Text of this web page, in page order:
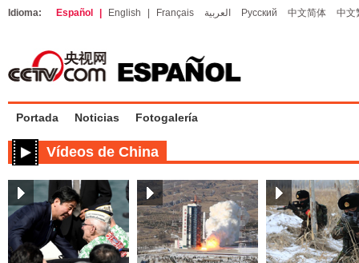
Idioma: Español English Français العربية Русский 中文简体 中文
Portada Noticias Fotogalería
Vídeos de China